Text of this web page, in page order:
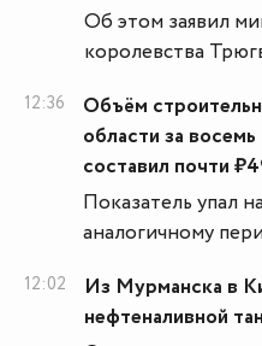
Об этом заявил
королевства
12:36
Объём
области за
составил почти
Показатель упал
аналогичному
12:02
Из Мурманска в
нефтеналивной